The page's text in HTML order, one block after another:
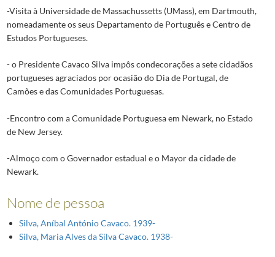
-Visita à Universidade de Massachussetts (UMass), em Dartmouth,
nomeadamente os seus Departamento de Português e Centro de
Estudos Portugueses.
- o Presidente Cavaco Silva impôs condecorações a sete cidadãos
portugueses agraciados por ocasião do Dia de Portugal, de
Camões e das Comunidades Portuguesas.
-Encontro com a Comunidade Portuguesa em Newark, no Estado
de New Jersey.
-Almoço com o Governador estadual e o Mayor da cidade de
Newark.
Nome de pessoa
Silva, Aníbal António Cavaco. 1939-
Silva, Maria Alves da Silva Cavaco. 1938-